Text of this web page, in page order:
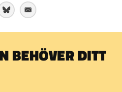
BEHÖVER DITT